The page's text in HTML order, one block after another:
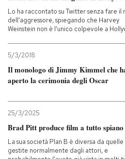
CALENDARIO
Entra
Lo ha raccontato su Twitter senza fare il
dell'aggressore, spiegando che Harvey
Weinstein non è l'unico colpevole a
5/3/2018
Il monologo di Jimmy Kimmel che
aperto la cerimonia degli Oscar
25/3/2025
Brad Pitt produce film a tutto spiano
La sua società Plan B è diversa da quelle
gestite normalmente dagli attori, e